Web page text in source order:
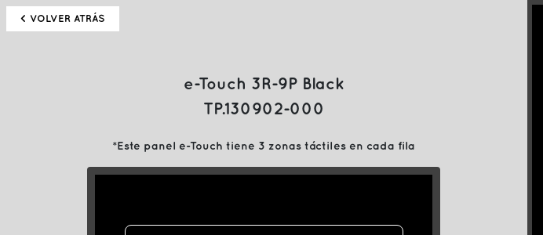
< VOLVER ATRÁS
e-Touch 3R-9P Black
TP.130902-000
*Este panel e-Touch tiene 3 zonas táctiles en cada fila